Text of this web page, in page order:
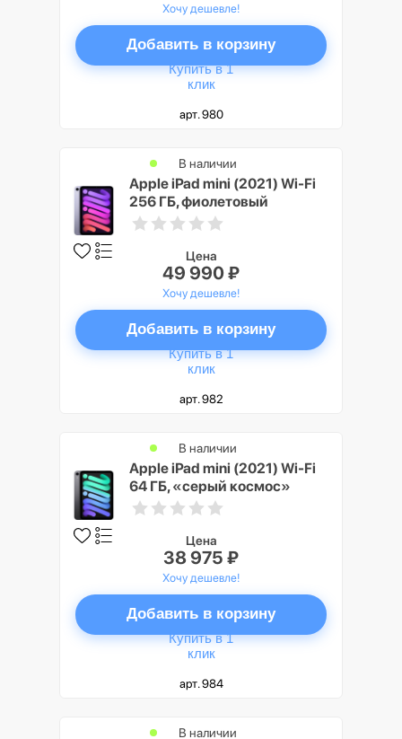
Хочу дешевле!
Добавить в корзину
Купить в 1
клик
арт. 980
Apple iPad mini (2021) Wi-Fi
256 ГБ, фиолетовый
В наличии
Цена
49 990 ₽
Хочу дешевле!
Добавить в корзину
Купить в 1
клик
арт. 982
Apple iPad mini (2021) Wi-Fi
64 ГБ, «серый космос»
В наличии
Цена
38 975 ₽
Хочу дешевле!
Добавить в корзину
Купить в 1
клик
арт. 984
В наличии